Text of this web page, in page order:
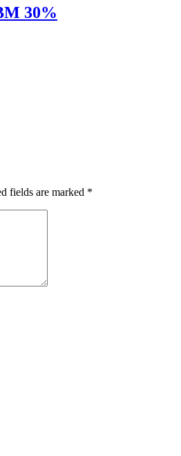
30%
fields are marked *